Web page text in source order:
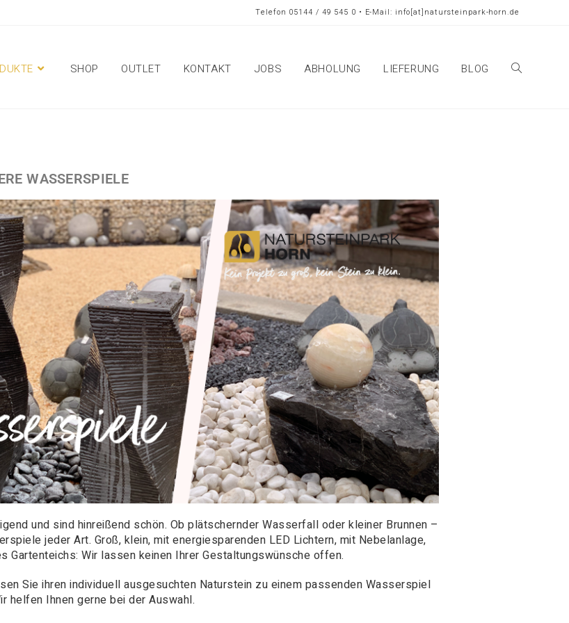
Telefon 05144 / 49 545 0 • E-Mail: info[at]natursteinpark-horn.de
SHOP OUTLET KONTAKT JOBS ABHOLUNG LIEFERUNG BLOG
WASSERSPIELE
und sind hinreißend schön. Ob plätschernder Wasserfall oder kleiner Brunnen –
jeder Art. Groß, klein, mit energiesparenden LED Lichtern, mit Nebelanlage,
Gartenteichs: Wir lassen keinen Ihrer Gestaltungswünsche offen.
Sie ihren individuell ausgesuchten Naturstein zu einem passenden Wasserspiel
helfen Ihnen gerne bei der Auswahl.